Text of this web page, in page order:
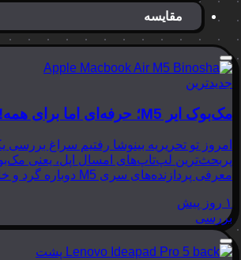
مقایسه
جدیدترین
مک‌بوک ایر M5؛ حرفه‌ای اما برای همه!
امروز تو تحریریه بینوشا رفتیم سراغ بررسی
معرفی پردازنده‌های سری M5 دوباره گرد و خاک به…
۱ روز پیش
بررسی